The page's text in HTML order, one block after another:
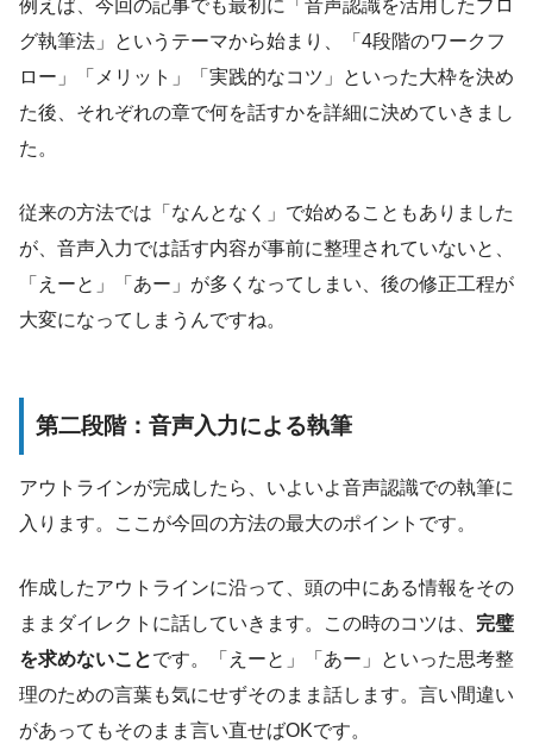
例えば、今回の記事でも最初に「音声認識を活用したブロ
グ執筆法」というテーマから始まり、「4段階のワークフ
ロー」「メリット」「実践的なコツ」といった大枠を決め
た後、それぞれの章で何を話すかを詳細に決めていきまし
た。
従来の方法では「なんとなく」で始めることもありました
が、音声入力では話す内容が事前に整理されていないと、
「えーと」「あー」が多くなってしまい、後の修正工程が
大変になってしまうんですね。
第二段階：音声入力による執筆
アウトラインが完成したら、いよいよ音声認識での執筆に
入ります。ここが今回の方法の最大のポイントです。
作成したアウトラインに沿って、頭の中にある情報をその
ままダイレクトに話していきます。この時のコツは、 完璧
を求めないことです。「えーと」「あー」といった思考整
理のための言葉も気にせずそのまま話します。言い間違い
があってもそのまま言い直せばOKです。